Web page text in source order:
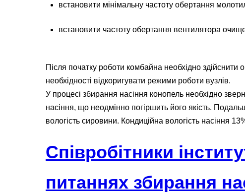
встановити мінімальну частоту обертання
встановити частоту обертання вентилятора
Після початку роботи комбайна необхідно здійснити
необхідності відкоригувати режими роботи вузлів.
У процесі збирання насіння конопель необхідно
насіння, що неодмінно погіршить його якість.
вологість сировини. Кондиційна вологість насіння
Співробітники
питаннях збирання